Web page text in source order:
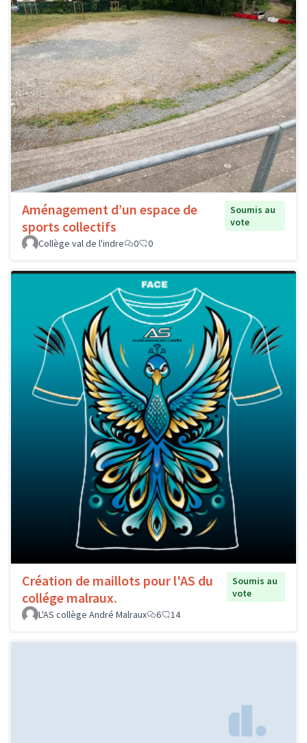
Aménagement d’un espace de
sports collectifs
Soumis au
vote
Collège val de l'indre
0 0
Création de maillots pour l'AS du
collége malraux.
Soumis au
vote
L'AS collège André Malraux
6 14